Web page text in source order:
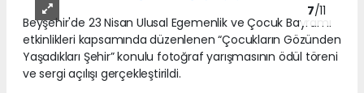
7/11
Beyşehir'de 23 Nisan Ulusal Egemenlik ve Çocuk Bayramı
etkinlikleri kapsamında düzenlenen “Çocukların Gözünden
Yaşadıkları Şehir” konulu fotoğraf yarışmasının ödül töreni
ve sergi açılışı gerçekleştirildi.